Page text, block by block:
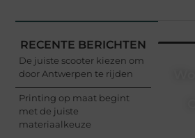
RECENTE BERICHTEN
De juiste scooter kiezen om
door Antwerpen te rijden
Printing op maat begint
met de juiste
materiaalkeuze